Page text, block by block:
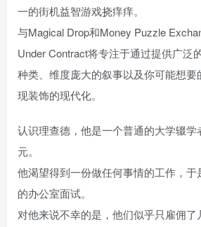
一的街机益智游戏挠痒痒。
与Magical Drop和Money Puzzle
Under Contract将专注于通过提供广泛
种类、维度庞大的叙事以及你可能想
现装饰的现代化。
认识理查德，他是一个普通的大学辍学
元。
他渴望得到一份做任何事情的工作，于
的办公室面试。
对他来说不幸的是，他们似乎只雇佣了